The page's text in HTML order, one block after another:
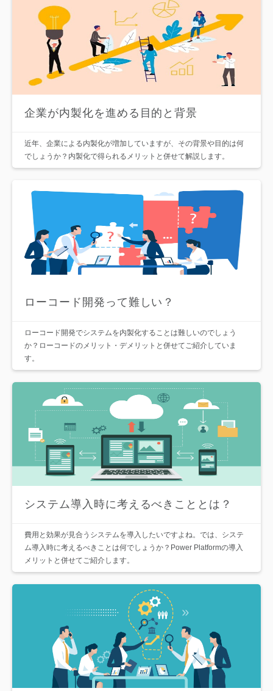
企業が内製化を進める目的と背景
近年、企業による内製化が増加していますが、その背景や目的は何
でしょうか？内製化で得られるメリットと併せて解説します。
ローコード開発って難しい？
ローコード開発でシステムを内製化することは難しいのでしょう
か？ローコードのメリット・デメリットと併せてご紹介していま
す。
システム導入時に考えるべきこととは？
費用と効果が見合うシステムを導入したいですよね。では、システ
ム導入時に考えるべきことは何でしょうか？Power Platformの導入
メリットと併せてご紹介します。